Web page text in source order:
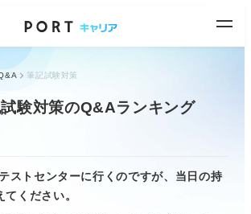
筆記試験対策
験対策のQ&Aランキング
ストセンターに行くのですが、当日の持
てください。